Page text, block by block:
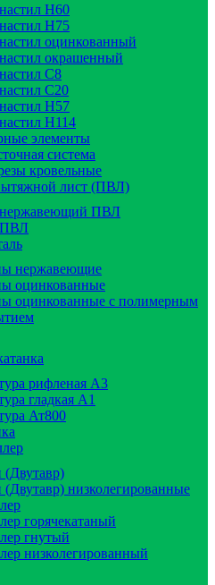
Н60
Н75
оцинкованный
окрашенный
С8
С20
Н57
Н114
элементы
система
кровельные
лист (ПВЛ)
ПВЛ
ПВЛ
нержавеющие
оцинкованные
оцинкованные с полимерным
рифленая А3
гладкая А1
Ат800
(Двутавр)
(Двутавр) низколегированные
горячекатаный
гнутый
низколегированный